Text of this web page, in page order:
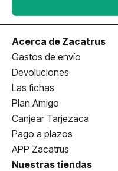
Acerca de Zacatrus
Gastos de envío
Devoluciones
Las fichas
Plan Amigo
Canjear Tarjezaca
Pago a plazos
APP Zacatrus
Nuestras tiendas